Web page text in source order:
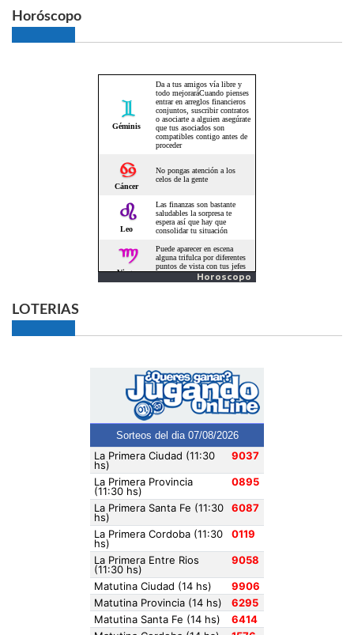
Horóscopo
Horoscopo
LOTERIAS